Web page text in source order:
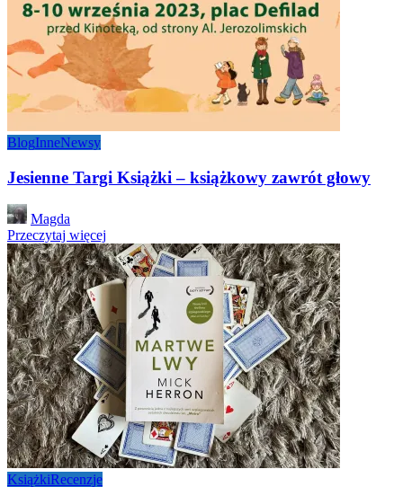
BlogInneNewsy
Jesienne Targi Książki – książkowy zawrót głowy
Posted
by
Magda
Przeczytaj więcej
KsiążkiRecenzje